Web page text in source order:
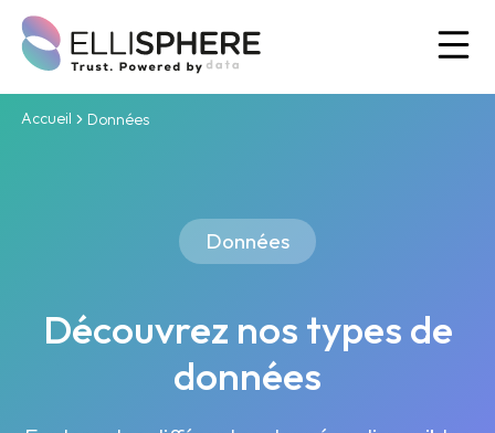
Accueil Données
Données
Découvrez nos types de
données